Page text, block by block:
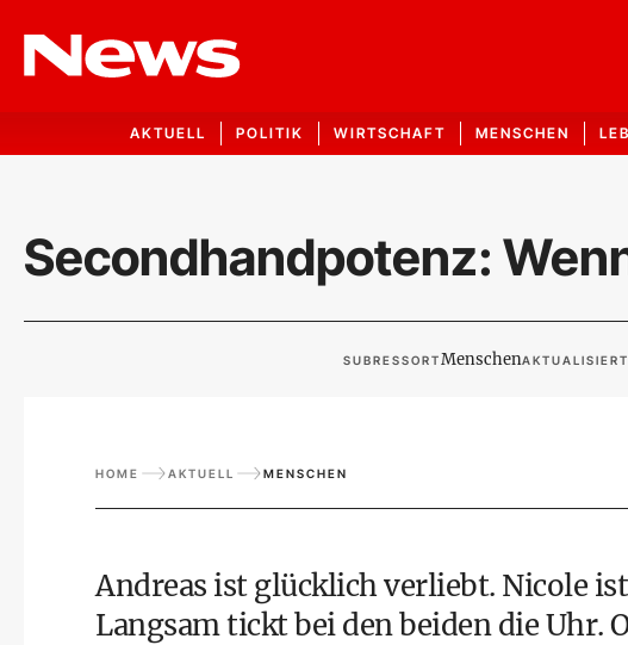
AKTUELL POLITIK WIRTSCHAFT MENSCHEN
Secondhandpotenz:
SUBRESSORTMenschenAKTUALISIERT
HOME AKTUELL MENSCHEN
Andreas ist glücklich verliebt. Nicole
Langsam tickt bei den beiden die